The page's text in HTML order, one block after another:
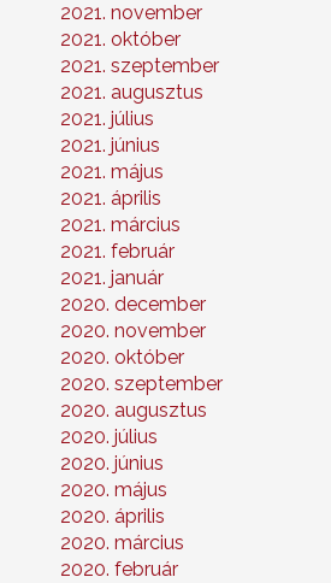
2021. november
2021. október
2021. szeptember
2021. augusztus
2021. július
2021. június
2021. május
2021. április
2021. március
2021. február
2021. január
2020. december
2020. november
2020. október
2020. szeptember
2020. augusztus
2020. július
2020. június
2020. május
2020. április
2020. március
2020. február